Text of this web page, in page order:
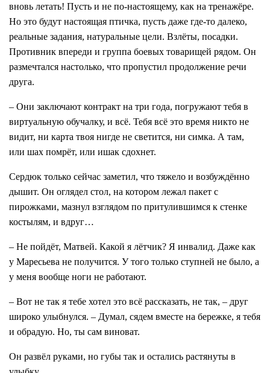
вновь летать! Пусть и не по-настоящему, как на тренажёре.
Но это будут настоящая птичка, пусть даже где-то далеко,
реальные задания, натуральные цели. Взлёты, посадки.
Противник впереди и группа боевых товарищей рядом. Он
размечтался настолько, что пропустил продолжение речи
друга.
– Они заключают контракт на три года, погружают тебя в
виртуальную обучалку, и всё. Тебя всё это время никто не
видит, ни карта твоя нигде не светится, ни симка. А там,
или шах помрёт, или ишак сдохнет.
Сердюк только сейчас заметил, что тяжело и возбуждённо
дышит. Он оглядел стол, на котором лежал пакет с
пирожками, мазнул взглядом по притулившимся к стенке
костылям, и вдруг…
– Не пойдёт, Матвей. Какой я лётчик? Я инвалид. Даже как
у Маресьева не получится. У того только ступней не было, а
у меня вообще ноги не работают.
– Вот не так я тебе хотел это всё рассказать, не так, – друг
широко улыбнулся. – Думал, сядем вместе на бережке, я тебя
и обрадую. Но, ты сам виноват.
Он развёл руками, но губы так и остались растянуты в